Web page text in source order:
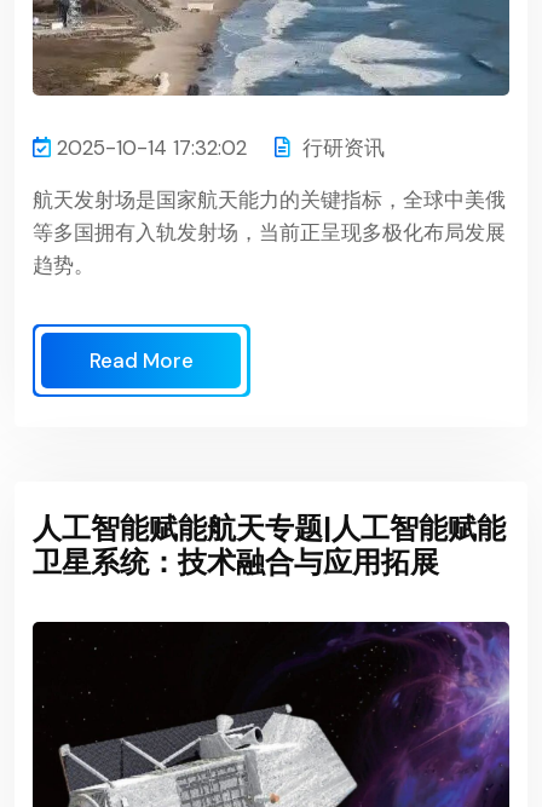
2025-10-14 17:32:02
行研资讯
航天发射场是国家航天能力的关键指标，全球中美俄
等多国拥有入轨发射场，当前正呈现多极化布局发展
趋势。
Read More
人工智能赋能航天专题|人工智能赋能
卫星系统：技术融合与应用拓展